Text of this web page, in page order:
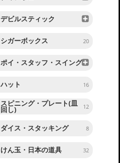
デビルスティック
シガーボックス 20
ポイ・スタッフ・スイング
ハット 16
スピニング・プレート(皿
回し) 12
ダイス・スタッキング 8
けん玉・日本の道具 32